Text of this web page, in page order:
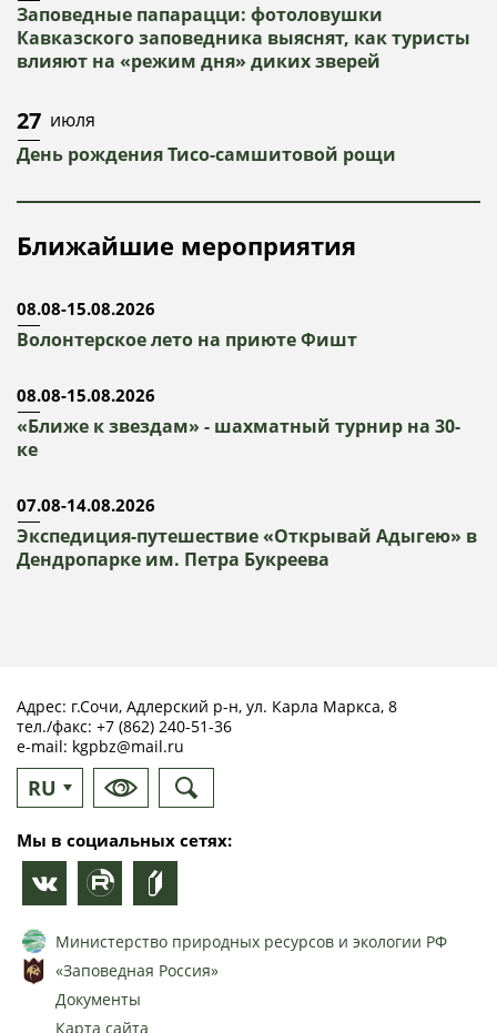
Заповедные папарацци: фотоловушки
Кавказского заповедника выяснят, как туристы
влияют на «режим дня» диких зверей
27 июля
День рождения Тисо-самшитовой рощи
Ближайшие мероприятия
08.08-15.08.2026
Волонтерское лето на приюте Фишт
08.08-15.08.2026
«Ближе к звездам» - шахматный турнир на 30-
ке
07.08-14.08.2026
Экспедиция-путешествие «Открывай Адыгею» в
Дендропарке им. Петра Букреева
Адрес: г.Сочи, Адлерский р-н, ул. Карла Маркса, 8
тел./факс: +7 (862) 240-51-36
e-mail: kgpbz@mail.ru
RU
EN
Мы в социальных сетях:
Министерство природных ресурсов и экологии РФ
«Заповедная Россия»
Документы
Карта сайта